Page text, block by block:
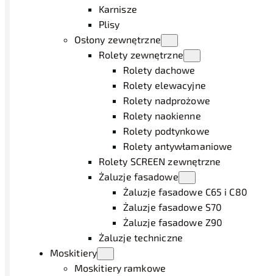
Karnisze
Plisy
Osłony zewnętrzne
Rolety zewnętrzne
Rolety dachowe
Rolety elewacyjne
Rolety nadprożowe
Rolety naokienne
Rolety podtynkowe
Rolety antywłamaniowe
Rolety SCREEN zewnętrzne
Żaluzje fasadowe
Żaluzje fasadowe C65 i C80
Żaluzje fasadowe S70
Żaluzje fasadowe Z90
Żaluzje techniczne
Moskitiery
Moskitiery ramkowe